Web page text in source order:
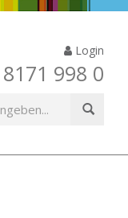
Login
998 0